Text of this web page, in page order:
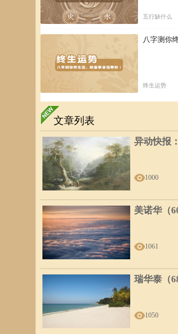
五行缺什么
八字测你
终生运势
文章列表
异动快报
1000
美诺华（
1061
瑞华泰（
1050